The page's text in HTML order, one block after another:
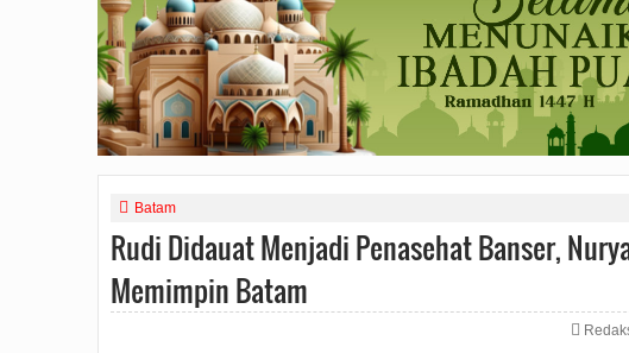
Batam
Rudi Didauat Menjadi Penasehat Banser,
Memimpin Batam